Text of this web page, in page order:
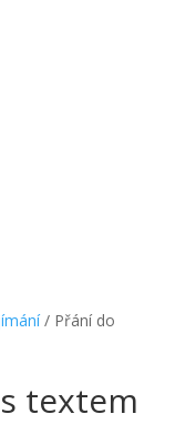
/ Přání do
textem